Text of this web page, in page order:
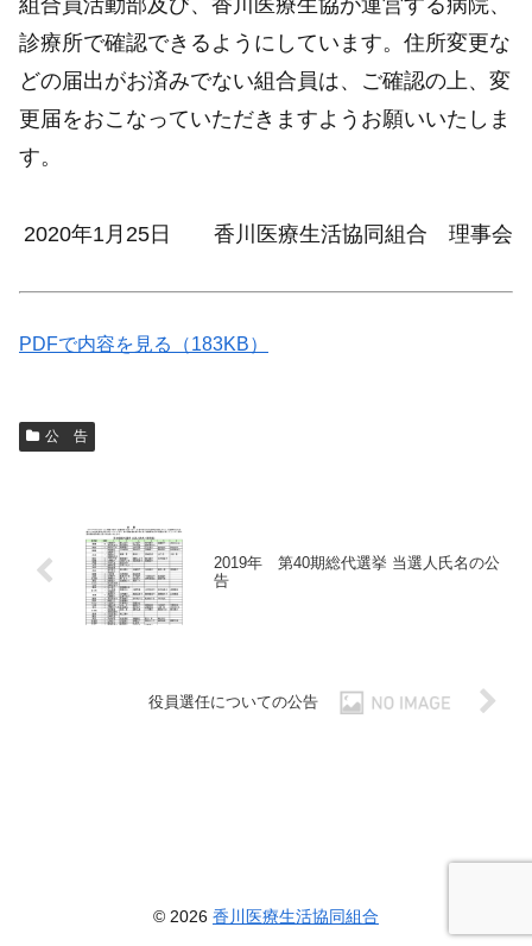
組合員活動部及び、香川医療生協が運営する病院、
診療所で確認できるようにしています。住所変更な
どの届出がお済みでない組合員は、ご確認の上、変
更届をおこなっていただきますようお願いいたしま
す。
2020年1月25日 香川医療生活協同組合 理事会
PDFで内容を見る（183KB）
公 告
2019年 第40期総代選挙 当選人氏名の公
告
役員選任についての公告
© 2026 香川医療生活協同組合